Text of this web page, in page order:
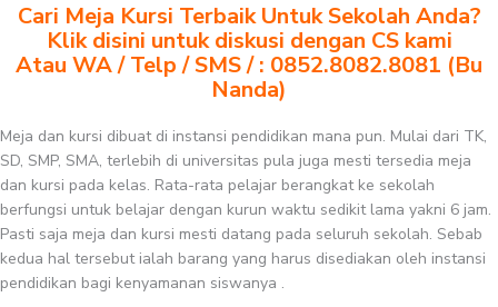
Cari Meja Kursi Terbaik Untuk Sekolah Anda?
Klik disini untuk diskusi dengan CS kami
Atau WA / Telp / SMS / : 0852.8082.8081 (Bu
Nanda)
Meja dan kursi dibuat di instansi pendidikan mana pun. Mulai dari TK,
SD, SMP, SMA, terlebih di universitas pula juga mesti tersedia meja
dan kursi pada kelas. Rata-rata pelajar berangkat ke sekolah
berfungsi untuk belajar dengan kurun waktu sedikit lama yakni 6 jam.
Pasti saja meja dan kursi mesti datang pada seluruh sekolah. Sebab
kedua hal tersebut ialah barang yang harus disediakan oleh instansi
pendidikan bagi kenyamanan siswanya .